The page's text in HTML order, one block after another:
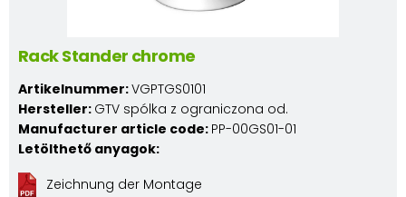
Rack Stander chrome
Artikelnummer:VGPTGS0101
Hersteller: GTV spólka z ograniczona od.
Manufacturer article code: PP-00GS01-01
Letölthető anyagok:
Zeichnung der Montage